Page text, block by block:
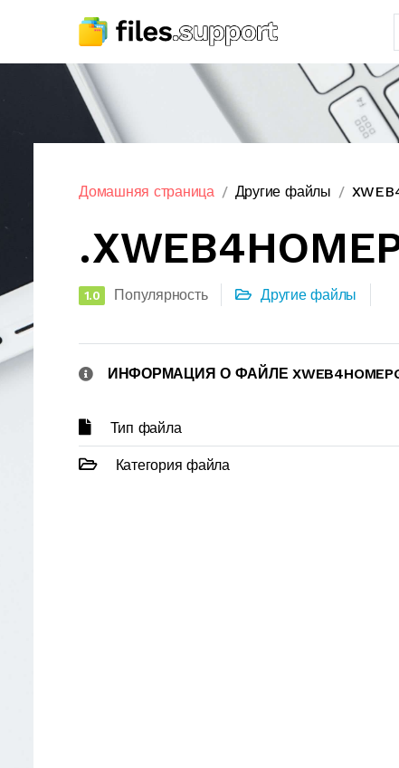
Домашняя страница Другие файлы
1.0 Популярность Другие файлы
ИНФОРМАЦИЯ О ФАЙЛЕ
Тип файла
Категория файла